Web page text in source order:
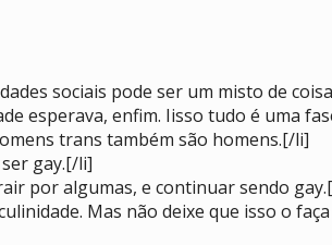
sociais pode ser um misto de
esperava, enfim. Iisso tudo é uma
trans também são homens.[/li]
gay.[/li]
por algumas, e continuar sendo
Mas não deixe que isso o